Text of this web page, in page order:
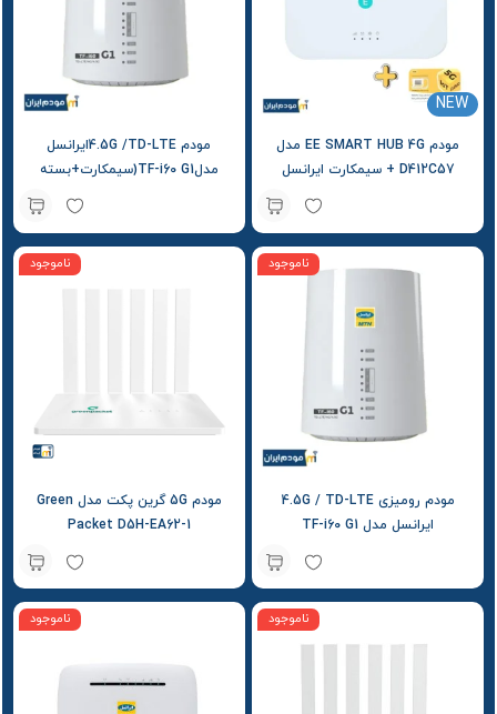
NEW
مودم EE SMART HUB 4G مدل
D412C57 + سیمکارت ایرانسل
مودم 4.5G /TD-LTEایرانسل
مدلTF-i60 G1(سیمکارت+بسته
ناموجود
مودم رومیزی 4.5G / TD-LTE
ایرانسل مدل TF-i60 G1
ناموجود
مودم 5G گرین پکت مدل Green
Packet D5H-EA62-1
ناموجود ناموجود